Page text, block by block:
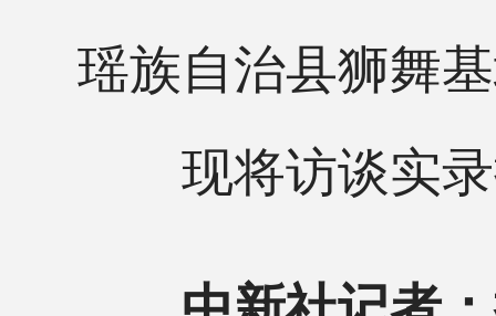
瑶族自治县狮舞
现将访谈实录